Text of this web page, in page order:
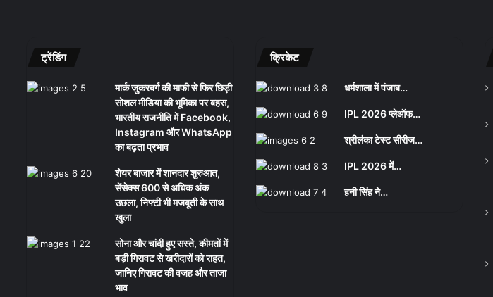
ट्रेंडिंग
मार्क जुकरबर्ग की माफी से फिर छिड़ी
सोशल मीडिया की भूमिका पर बहस,
भारतीय राजनीति में Facebook,
Instagram और WhatsApp
का बढ़ता प्रभाव
शेयर बाजार में शानदार शुरुआत,
सेंसेक्स 600 से अधिक अंक
उछला, निफ्टी भी मजबूती के साथ
खुला
सोना और चांदी हुए सस्ते, कीमतों में
बड़ी गिरावट से खरीदारों को राहत,
जानिए गिरावट की वजह और ताजा
भाव
क्रिकेट
धर्मशाला में पंजाब…
IPL 2026 प्लेऑफ…
श्रीलंका टेस्ट सीरीज…
IPL 2026 में…
हनी सिंह ने…